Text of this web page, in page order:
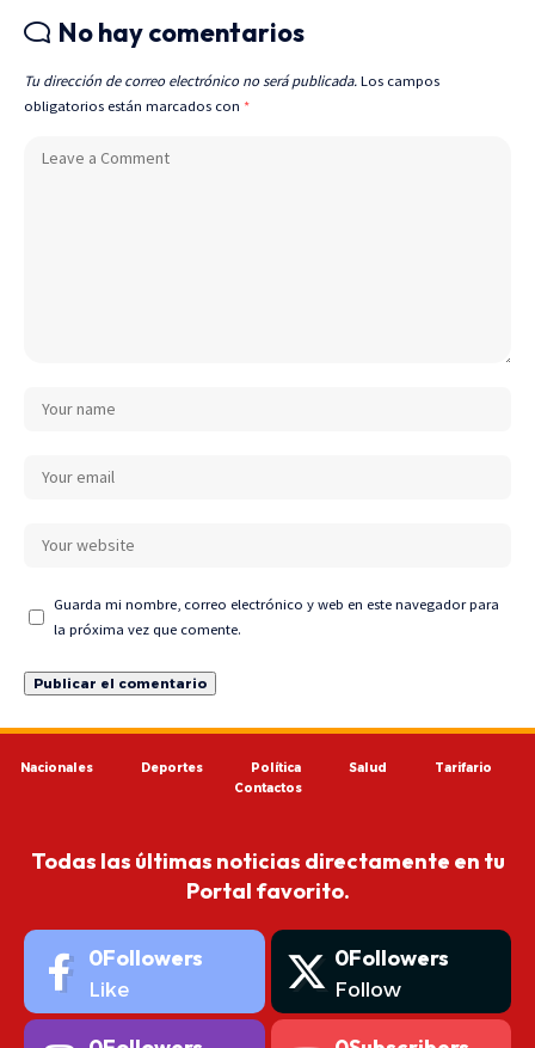
No hay comentarios
Tu dirección de correo electrónico no será publicada. Los campos
obligatorios están marcados con *
Guarda mi nombre, correo electrónico y web en este navegador para
la próxima vez que comente.
Nacionales Deportes Política Salud
Tarifario
Contactos
Todas las últimas noticias directamente en tu
Portal favorito.
0Followers
Like
0Followers
Follow